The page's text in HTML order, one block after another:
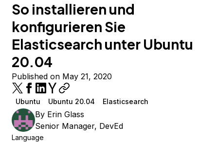
So installieren und
konfigurieren Sie
Elasticsearch unter Ubuntu
20.04
Published on May 21, 2020
Ubuntu Ubuntu 20.04 Elasticsearch
By Erin Glass
Senior Manager, DevEd
Language